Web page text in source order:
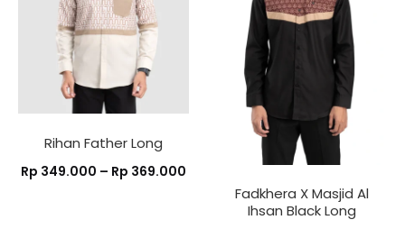
Rihan Father Long
Rp 349.000 – Rp 369.000
Fadkhera X Masjid Al
Ihsan Black Long